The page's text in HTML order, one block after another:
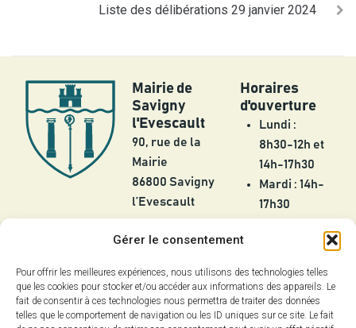
Gérer le consentement
Pour offrir les meilleures expériences, nous utilisons des technologies telles
que les cookies pour stocker et/ou accéder aux informations des appareils. Le
fait de consentir à ces technologies nous permettra de traiter des données
telles que le comportement de navigation ou les ID uniques sur ce site. Le fait
Liste des délibérations 29 janvier 2024
Mairie de
Savigny
l'Evescault
90, rue de la
Mairie
86800 Savigny
l’Evescault
05 49 56 55
contact@savignylevescault.fr
Contact
Horaires
d'ouverture
Lundi :
8h30-12h et
14h-17h30
Mardi : 14h-
17h30
8h30-12h et
14h-17h30
Vendredi :